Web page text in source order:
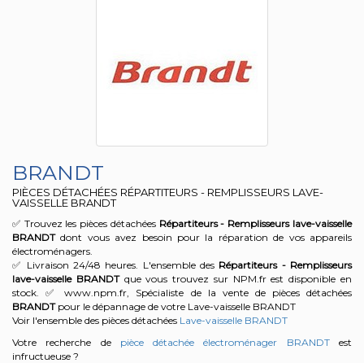
BRANDT
PIÈCES DÉTACHÉES RÉPARTITEURS - REMPLISSEURS LAVE-
VAISSELLE BRANDT
✅ Trouvez les pièces détachées Répartiteurs - Remplisseurs lave-vaisselle
BRANDTdont vous avez besoin pour la réparation de vos appareils
électroménagers.
✅ Livraison 24/48 heures. L'ensemble des Répartiteurs - Remplisseurs
lave-vaisselle BRANDTque vous trouvez sur NPM.fr est disponible en
stock. ✅ www.npm.fr, Spécialiste de la vente de pièces détachées
BRANDTpour le dépannage de votre Lave-vaisselle BRANDT
Voir l'ensemble des pièces détachées Lave-vaisselle BRANDT
Votre recherche de pièce détachée électroménager BRANDTest
infructueuse ?